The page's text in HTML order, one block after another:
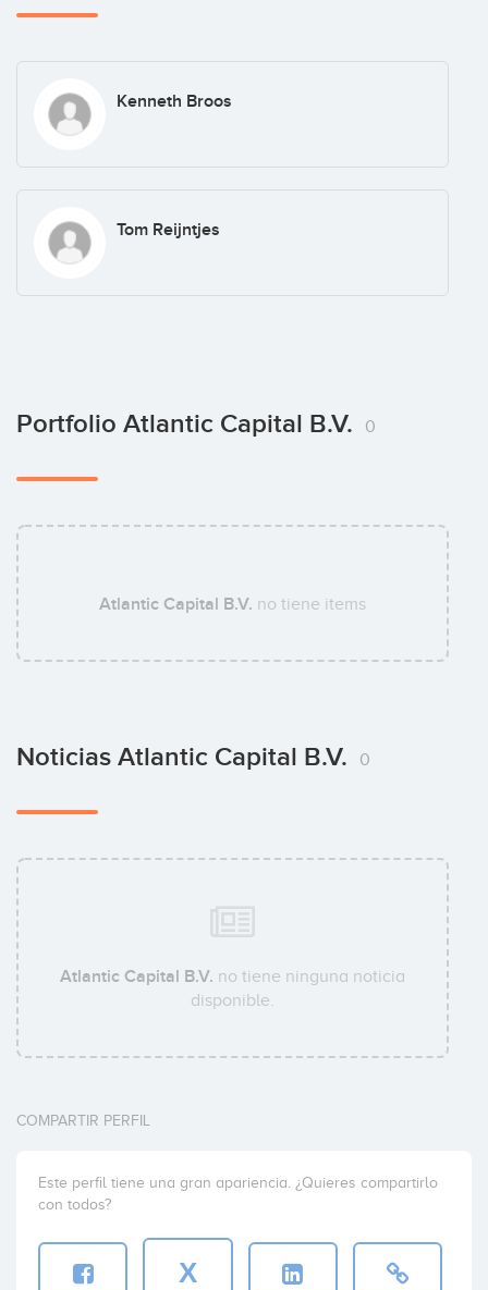
Kenneth Broos
Tom Reijntjes
Portfolio Atlantic Capital B.V. 0
Atlantic Capital B.V. no tiene items
Noticias Atlantic Capital B.V. 0
Atlantic Capital B.V. no tiene ninguna noticia
disponible.
COMPARTIR PERFIL
Este perfil tiene una gran apariencia. ¿Quieres compartirlo
con todos?
X